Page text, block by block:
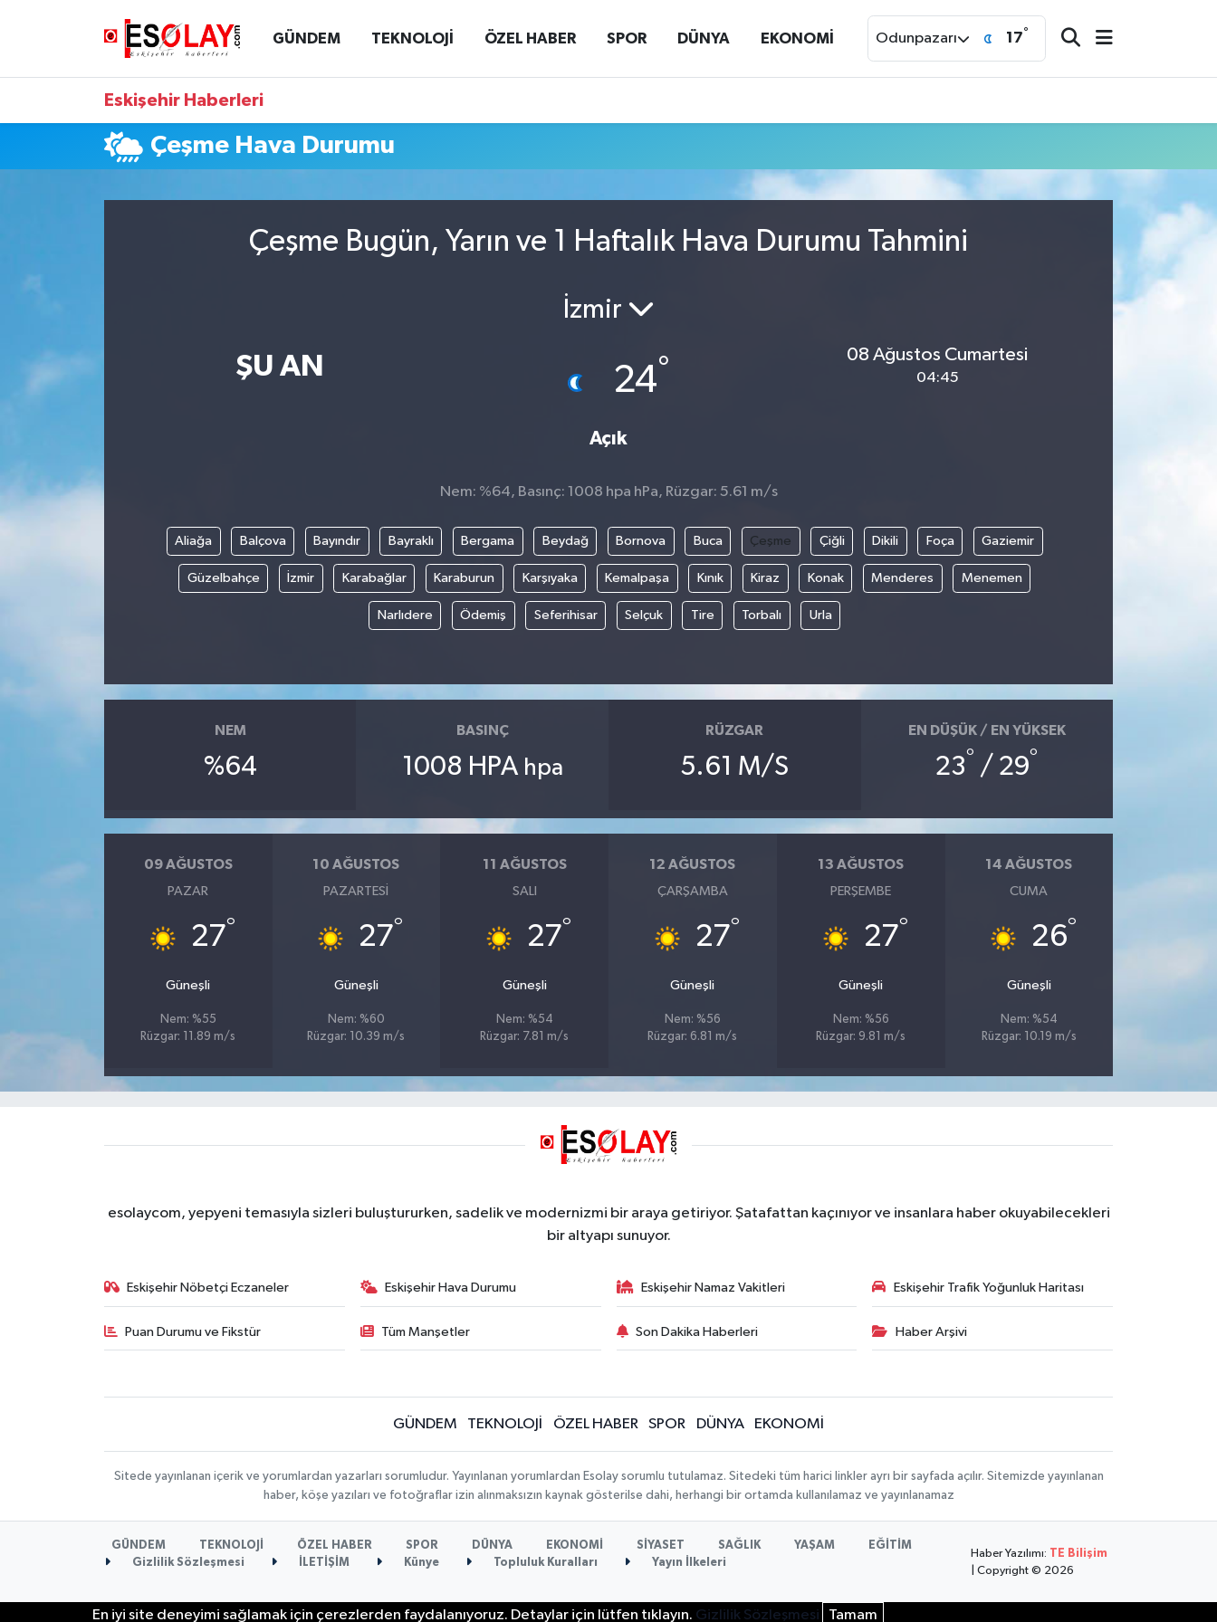
GÜNDEM TEKNOLOJİ ÖZEL HABER SPOR DÜNYA EKONOMİ Odunpazarı 17°
Eskişehir Haberleri
Çeşme Hava Durumu
Çeşme Bugün, Yarın ve 1 Haftalık Hava Durumu Tahmini
ŞU AN
İzmir
24°
Açık
08 Ağustos Cumartesi
04:45
Nem: %64, Basınç: 1008 hpa hPa, Rüzgar: 5.61 m/s
Aliağa Balçova Bayındır Bayraklı Bergama Beydağ Bornova Buca Çeşme Çiğli Dikili Foça Gaziemir
Güzelbahçe İzmir Karabağlar Karaburun Karşıyaka Kemalpaşa Kınık Kiraz Konak Menderes Menemen
Narlıdere Ödemiş Seferihisar Selçuk Tire Torbalı Urla
NEM
%64
BASINÇ
1008 HPA hpa
RÜZGAR
5.61 M/S
EN DÜŞÜK / EN YÜKSEK
23° / 29°
09 AĞUSTOS
PAZAR
27°
Güneşli
Nem: %55
Rüzgar: 11.89 m/s
10 AĞUSTOS
PAZARTESI
27°
Güneşli
Nem: %60
Rüzgar: 10.39 m/s
11 AĞUSTOS
SALI
27°
Güneşli
Nem: %54
Rüzgar: 7.81 m/s
12 AĞUSTOS
ÇARŞAMBA
27°
Güneşli
Nem: %56
Rüzgar: 6.81 m/s
13 AĞUSTOS
PERŞEMBE
27°
Güneşli
Nem: %56
Rüzgar: 9.81 m/s
14 AĞUSTOS
CUMA
26°
Güneşli
Nem: %54
Rüzgar: 10.19 m/s
esolaycom, yepyeni temasıyla sizleri buluştururken, sadelik ve modernizmi bir araya getiriyor. Şatafattan kaçınıyor ve insanlara haber okuyabilecekleri
bir altyapı sunuyor.
Eskişehir Nöbetçi Eczaneler Eskişehir Hava Durumu Eskişehir Namaz Vakitleri Eskişehir Trafik Yoğunluk Haritası
Puan Durumu ve Fikstür Tüm Manşetler Son Dakika Haberleri Haber Arşivi
GÜNDEM TEKNOLOJİ ÖZEL HABER SPOR DÜNYA EKONOMİ
Sitede yayınlanan içerik ve yorumlardan yazarları sorumludur. Yayınlanan yorumlardan Esolay sorumlu tutulamaz. Sitedeki tüm harici linkler ayrı bir sayfada açılır. Sitemizde yayınlanan
haber, köşe yazıları ve fotoğraflar izin alınmaksızın kaynak gösterilse dahi, herhangi bir ortamda kullanılamaz ve yayınlanamaz
GÜNDEM TEKNOLOJİ ÖZEL HABER SPOR DÜNYA EKONOMİ SİYASET SAĞLIK YAŞAM
EĞİTİM
Gizlilik Sözleşmesi
İLETİŞİM Künye Topluluk Kuralları Yayın İlkeleri
Haber Yazılımı: TE Bilişim
| Copyright © 2026
En iyi site deneyimi sağlamak için çerezlerden faydalanıyoruz. Detaylar için lütfen tıklayın. Gizlilik Sözleşmesi Tamam
Eskişehir Namaz Vakitleri
Süper Lig Puan Durumu ve Fikstür